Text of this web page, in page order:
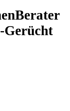
Berater
Gerücht